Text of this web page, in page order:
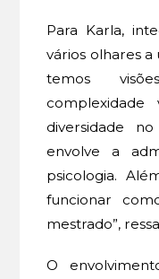
Para Karla,
vários olhares a
temos
diversidade
envolve a
psicologia.
funcionar
mestrado”,
O